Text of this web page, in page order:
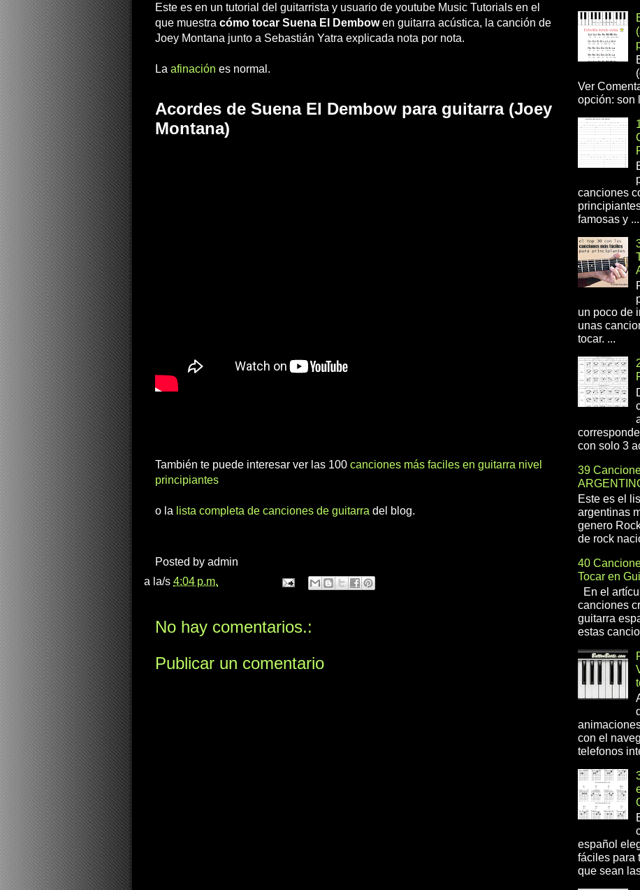
Este es en un tutorial del guitarrista y usuario de youtube Music Tutorials en el
que muestra cómo tocar Suena El Dembowen guitarra acústica, la canción de
Joey Montana junto a Sebastián Yatra explicada nota por nota.
La afinación es normal.
Acordes de Suena El Dembow para guitarra (Joey
Montana)
También te puede interesar ver las 100 canciones más faciles en guitarra nivel
principiantes
o la lista completa de canciones de guitarra del blog.
Posted by admin
a la/s 4:04 p.m.
No hay comentarios.:
Publicar un comentario
Ver
opción: son
canciones
famosas y ...
un poco de
unas
tocar. ...
con solo 3
39
Este es el
argentinas
genero
de rock
40
Tocar en
En el
canciones
guitarra
estas
con el
telefonos
español
fáciles para
que sean